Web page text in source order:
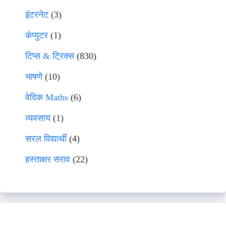
इंटरनेट(3)
कंप्युटर (1)
टिप्स & ट्रिक्स(830)
भाषणे(10)
वेदिक Maths (6)
व्यवसाय(1)
सरल विद्यार्थी(4)
हस्ताक्षर सराव (22)